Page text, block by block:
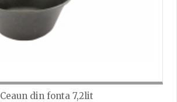
Ceaun din fonta 7,2lit